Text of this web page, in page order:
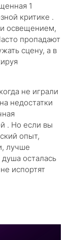
1
критике .
освещением,
пропадают
сцену, а в
не играли
недостатки
. Но если вы
опыт,
лучше
осталась
испортят